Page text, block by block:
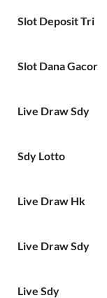
Slot Deposit Tri
Slot Dana Gacor
Live Draw Sdy
Sdy Lotto
Live Draw Hk
Live Draw Sdy
Live Sdy